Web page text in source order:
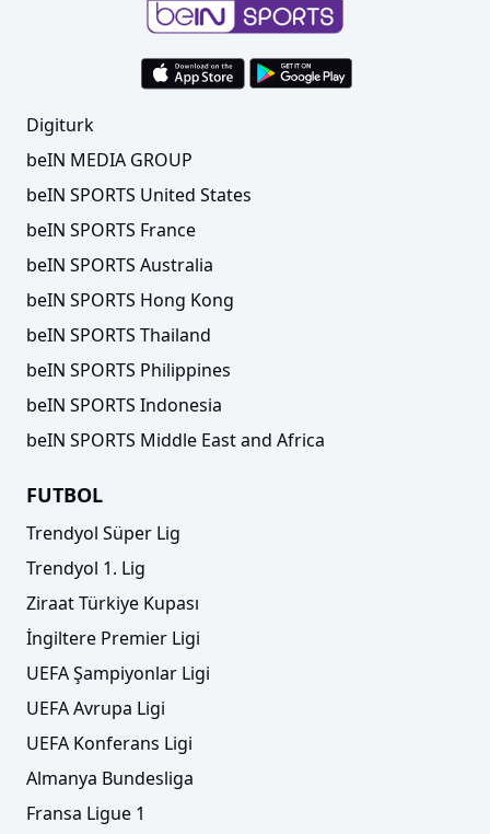
Digiturk
beIN MEDIA GROUP
beIN SPORTS United States
beIN SPORTS France
beIN SPORTS Australia
beIN SPORTS Hong Kong
beIN SPORTS Thailand
beIN SPORTS Philippines
beIN SPORTS Indonesia
beIN SPORTS Middle East and Africa
FUTBOL
Trendyol Süper Lig
Trendyol 1. Lig
Ziraat Türkiye Kupası
İngiltere Premier Ligi
UEFA Şampiyonlar Ligi
UEFA Avrupa Ligi
UEFA Konferans Ligi
Almanya Bundesliga
Fransa Ligue 1